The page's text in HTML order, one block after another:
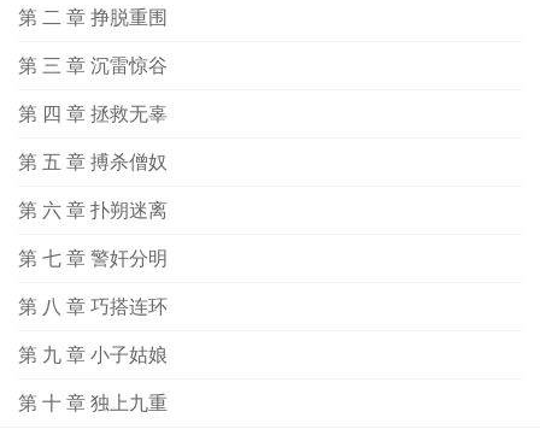
第 二 章 挣脱重围
第 三 章 沉雷惊谷
第 四 章 拯救无辜
第 五 章 搏杀僧奴
第 六 章 扑朔迷离
第 七 章 警奸分明
第 八 章 巧搭连环
第 九 章 小子姑娘
第 十 章 独上九重